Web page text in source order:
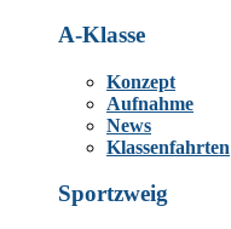
A-Klasse
Konzept
Aufnahme
News
Klassenfahrten
Sportzweig